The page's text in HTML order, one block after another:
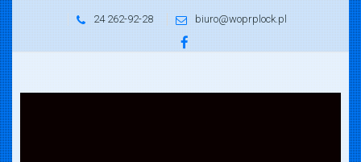
24 262-92-28 biuro@woprplock.pl